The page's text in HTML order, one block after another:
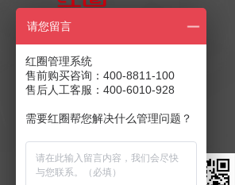
售前产品咨询
400-8811-100
售后客服：400-6010-928
商务合作：
发送至邮箱
请您留言
红圈管理系统
售前购买咨询：400-8811-100
售后人工客服：400-6010-928
需要红圈帮您解决什么管理问题？